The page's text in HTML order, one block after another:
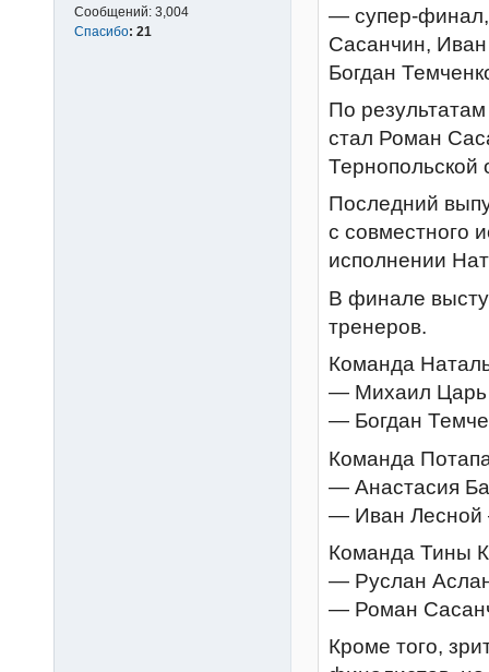
Сообщений: 3,004
Спасибо: 21
— супер-финал,
Сасанчин,
Богдан
По
стал Роман
Тернопольской
Последний
с совместного
исполнении
В финале
тренеров.
Команда
— Михаил
— Богдан
Команда
— Анастасия
— Иван Лесной
Команда Тины
— Руслан
— Роман
Кроме того,